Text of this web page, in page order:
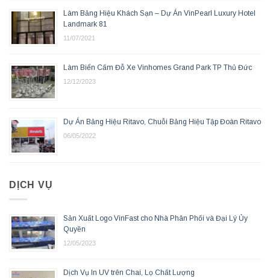
Làm Bảng Hiệu Khách Sạn – Dự Án VinPearl Luxury Hotel
Landmark 81
11/07/2021
Làm Biển Cấm Đỗ Xe Vinhomes Grand Park TP Thủ Đức
12/12/2023
Dự Án Bảng Hiệu Ritavo, Chuỗi Bảng Hiệu Tập Đoàn Ritavo
06/05/2022
DỊCH VỤ
Sản Xuất Logo VinFast cho Nhà Phân Phối và Đại Lý Ủy
Quyền
12/05/2023
Dịch Vụ In UV trên Chai, Lọ Chất Lượng